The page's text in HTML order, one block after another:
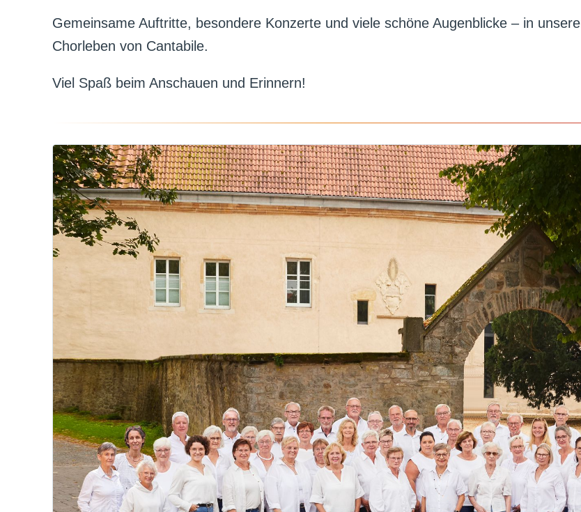
Gemeinsame Auftritte, besondere Konzerte und viele schöne Augenblicke – in
Chorleben von Cantabile.
Viel Spaß beim Anschauen und Erinnern!